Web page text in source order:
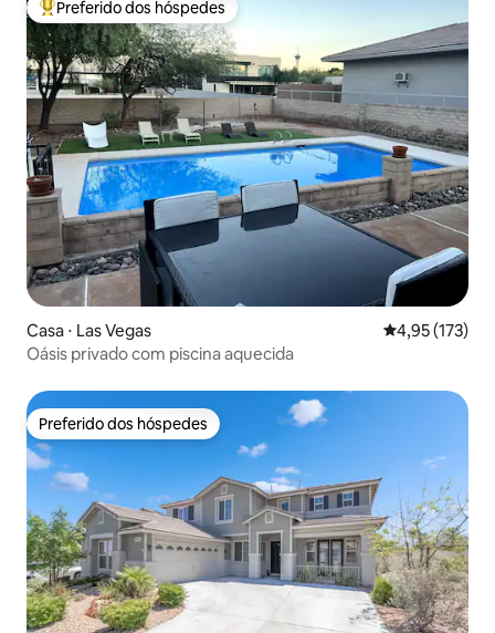
Entre os melhores preferidos dos hóspedes
Preferido dos hóspedes
Casa ⋅ Las Vegas 4,95 de uma
4,95 (173)
Oásis privado com piscina aquecida
Preferido dos hóspedes
Preferido dos hóspedes